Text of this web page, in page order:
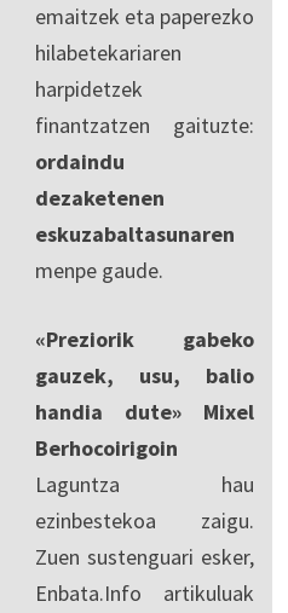
emaitzek eta paperezko
hilabetekariaren
harpidetzek
finantzatzen gaituzte:
ordaindu
dezaketenen
eskuzabaltasunaren
menpe gaude.
«Preziorik gabeko
gauzek, usu, balio
handia dute» Mixel
Berhocoirigoin
Laguntza hau
ezinbestekoa zaigu.
Zuen sustenguari esker,
Enbata.Info artikuluak